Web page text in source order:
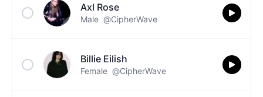
Axl Rose
Male @CipherWave
Billie Eilish
Female @CipherWave